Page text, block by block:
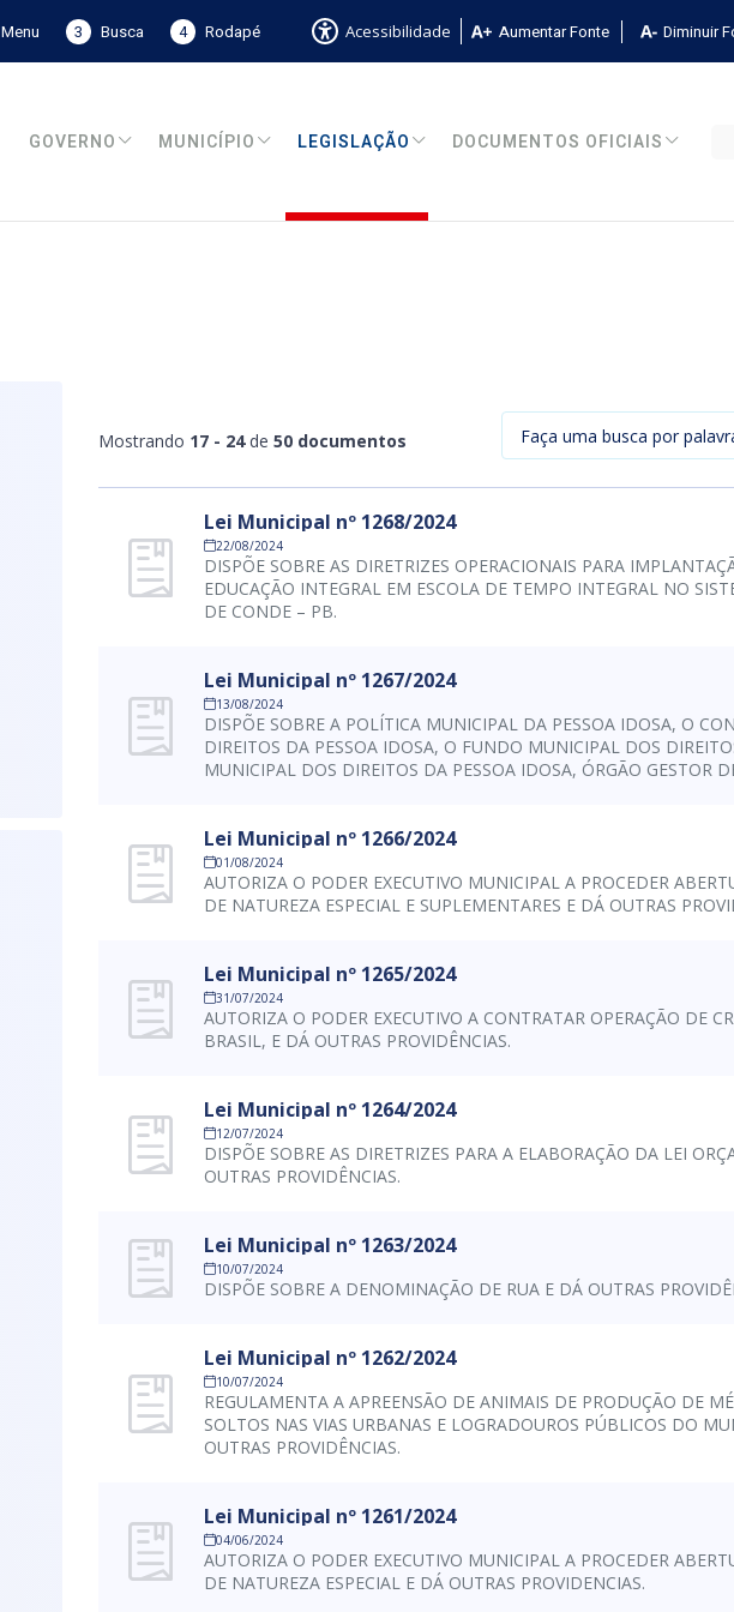
Menu 3 Busca 4 Rodapé Acessibilidade Aumentar Fonte Diminuir
GOVERNO MUNICÍPIO LEGISLAÇÃO DOCUMENTOS OFICIAIS
Mostrando 17 - 24de 50 documentos
Lei Municipal nº 1268/2024
22/08/2024
DISPÕE SOBRE AS DIRETRIZES OPERACIONAIS PARA
EDUCAÇÃO INTEGRAL EM ESCOLA DE TEMPO INTEGRAL NO
DE CONDE – PB.
Lei Municipal nº 1267/2024
13/08/2024
DISPÕE SOBRE A POLÍTICA MUNICIPAL DA PESSOA IDOSA, O
DIREITOS DA PESSOA IDOSA, O FUNDO MUNICIPAL DOS
MUNICIPAL DOS DIREITOS DA PESSOA IDOSA, ÓRGÃO GESTOR
Lei Municipal nº 1266/2024
01/08/2024
AUTORIZA O PODER EXECUTIVO MUNICIPAL A PROCEDER
DE NATUREZA ESPECIAL E SUPLEMENTARES E DÁ OUTRAS
Lei Municipal nº 1265/2024
31/07/2024
AUTORIZA O PODER EXECUTIVO A CONTRATAR OPERAÇÃO DE
BRASIL, E DÁ OUTRAS PROVIDÊNCIAS.
Lei Municipal nº 1264/2024
12/07/2024
DISPÕE SOBRE AS DIRETRIZES PARA A ELABORAÇÃO DA LEI
OUTRAS PROVIDÊNCIAS.
Lei Municipal nº 1263/2024
10/07/2024
DISPÕE SOBRE A DENOMINAÇÃO DE RUA E DÁ OUTRAS
Lei Municipal nº 1262/2024
10/07/2024
REGULAMENTA A APREENSÃO DE ANIMAIS DE PRODUÇÃO DE
SOLTOS NAS VIAS URBANAS E LOGRADOUROS PÚBLICOS DO
OUTRAS PROVIDÊNCIAS.
Lei Municipal nº 1261/2024
04/06/2024
AUTORIZA O PODER EXECUTIVO MUNICIPAL A PROCEDER
DE NATUREZA ESPECIAL E DÁ OUTRAS PROVIDENCIAS.